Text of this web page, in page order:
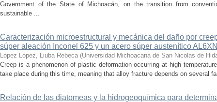
Government of the State of Michoacán, on the transition from
sustainable ...
Caracterización microestructural y mecánica del daño por
súper aleación Inconel 625 y un acero súper austenítico
López López, Liuba Rebeca (Universidad Michoacana de San Nicolas de
Creep is a phenomenon of plastic deformation occurring at high
take place during this time, meaning that alloy fracture depends on several
Relación de las diatomeas y la hidrogeoquímica para